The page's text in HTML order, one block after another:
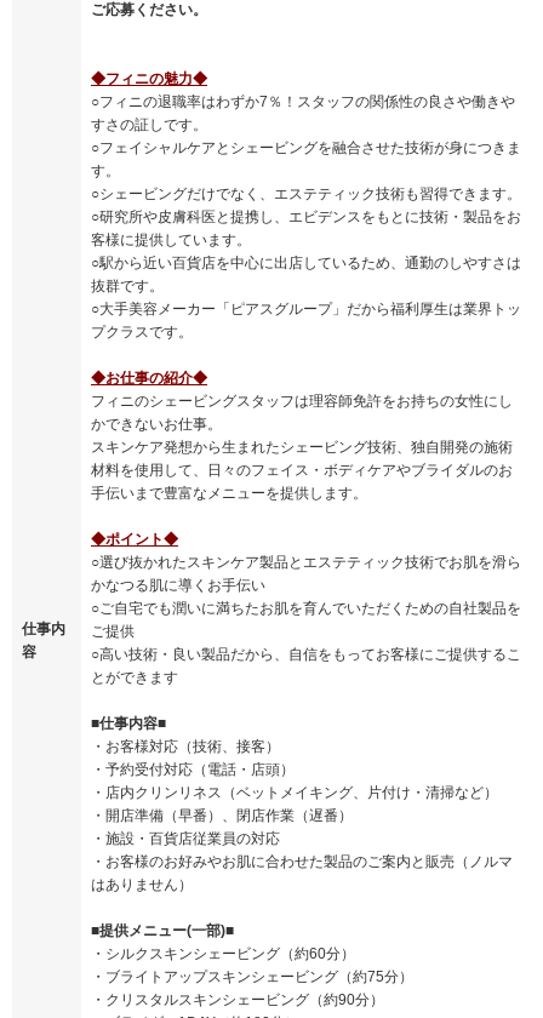
仕事内
容
ご応募ください。
◆フィニの魅力◆
○フィニの退職率はわずか7％！スタッフの関係性の良さや働きや
すさの証しです。
○フェイシャルケアとシェービングを融合させた技術が身につきま
す。
○シェービングだけでなく、エステティック技術も習得できます。
○研究所や皮膚科医と提携し、エビデンスをもとに技術・製品をお
客様に提供しています。
○駅から近い百貨店を中心に出店しているため、通勤のしやすさは
抜群です。
○大手美容メーカー「ピアスグループ」だから福利厚生は業界トッ
プクラスです。
◆お仕事の紹介◆
フィニのシェービングスタッフは理容師免許をお持ちの女性にし
かできないお仕事。
スキンケア発想から生まれたシェービング技術、独自開発の施術
材料を使用して、日々のフェイス・ボディケアやブライダルのお
手伝いまで豊富なメニューを提供します。
◆ポイント◆
○選び抜かれたスキンケア製品とエステティック技術でお肌を滑ら
かなつる肌に導くお手伝い
○ご自宅でも潤いに満ちたお肌を育んでいただくための自社製品を
ご提供
○高い技術・良い製品だから、自信をもってお客様にご提供するこ
とができます
■仕事内容■
・お客様対応（技術、接客）
・予約受付対応（電話・店頭）
・店内クリンリネス（ベットメイキング、片付け・清掃など）
・開店準備（早番）、閉店作業（遅番）
・施設・百貨店従業員の対応
・お客様のお好みやお肌に合わせた製品のご案内と販売（ノルマ
はありません）
■提供メニュー(一部)■
・シルクスキンシェービング（約60分）
・ブライトアップスキンシェービング（約75分）
・クリスタルスキンシェービング（約90分）